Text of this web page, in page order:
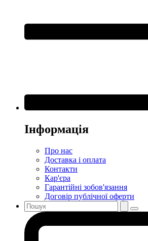
Інформація
Про нас
Доставка і оплата
Контакти
Кар'єра
Гарантійні зобов'язання
Договір публічної оферти